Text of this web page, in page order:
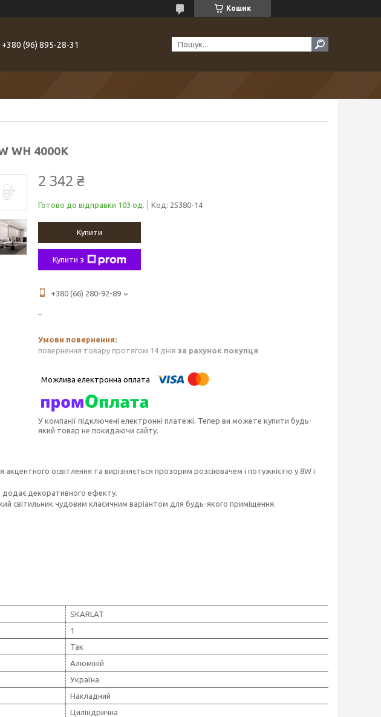
Кошик
+380 (96) 895-28-31
WH 4000K
2 342 ₴
Готово до відправки 103 од. Код: 25380-14
Купити
Купити з
+380 (66) 280-92-89
повернення товару протягом 14 днів за рахунок покупця
У компанії підключені електронні платежі. Тепер ви можете купити будь-
який товар не покидаючи сайту.
акцентного освітлення та вирізняється прозорим розсіювачем і потужністю у 8W і
додає декоративного ефекту.
світильник чудовим класичним варіантом для будь-якого приміщення.
SKARLAT
1
Так
Алюміній
Україна
Накладний
Циліндрична